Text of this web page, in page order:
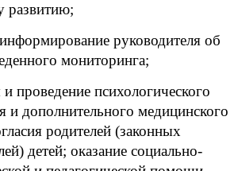
развитию;
руководителя об
мониторинга;
и проведение психологического
и дополнительного медицинского
родителей (законных
детей; оказание социально-